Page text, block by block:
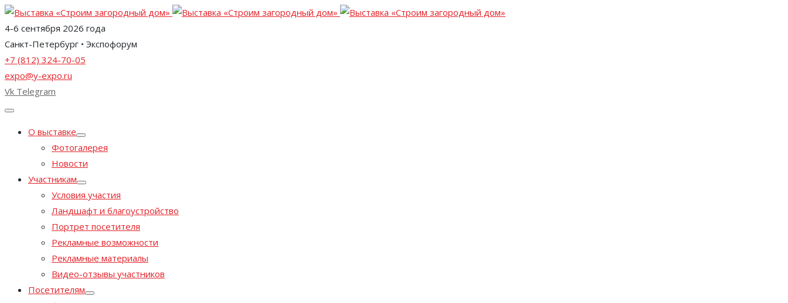
4-6 сентября 2026 года
Санкт-Петербург • Экспофорум
+7 (812) 324-70-05
expo@y-expo.ru
Vk Telegram
О выставке
Фотогалерея
Новости
Участникам
Условия участия
Ландшафт и благоустройство
Портрет посетителя
Рекламные возможности
Рекламные материалы
Видео-отзывы участников
Посетителям